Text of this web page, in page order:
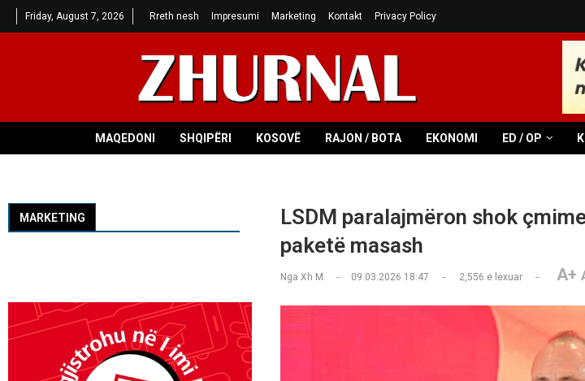
Friday, August 7, 2026 Rreth nesh Impresumi Marketing Kontakt Privacy Policy
MAQEDONI SHQIPËRI KOSOVË RAJON / BOTA EKONOMI ED / OP
LSDM paralajmëron shok
paketë masash
Nga Xh M 09.03.2026 18:47 2,556 e lexuar A+
MARKETING